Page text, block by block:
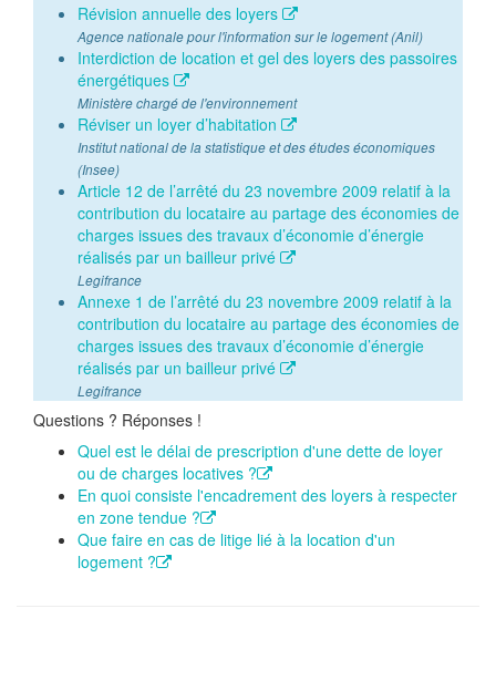
Révision annuelle des loyers
Agence nationale pour l'information sur le logement (Anil)
Interdiction de location et gel des loyers des passoires
énergétiques
Ministère chargé de l'environnement
Réviser un loyer d’habitation
Institut national de la statistique et des études économiques
(Insee)
Article 12 de l’arrêté du 23 novembre 2009 relatif à la
contribution du locataire au partage des économies de
charges issues des travaux d’économie d’énergie
réalisés par un bailleur privé
Legifrance
Annexe 1 de l’arrêté du 23 novembre 2009 relatif à la
contribution du locataire au partage des économies de
charges issues des travaux d’économie d’énergie
réalisés par un bailleur privé
Legifrance
Questions ? Réponses !
Quel est le délai de prescription d'une dette de loyer
ou de charges locatives ?
En quoi consiste l'encadrement des loyers à respecter
en zone tendue ?
Que faire en cas de litige lié à la location d'un
logement ?